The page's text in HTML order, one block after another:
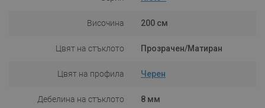
Височина 200 см
Цвят на стъклото Прозрачен/Матиран
Цвят на профила Черен
Дебелина на стъклото 8 мм